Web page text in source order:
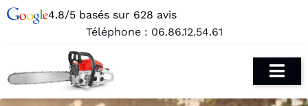
4.8/5 basés sur 628 avis
Téléphone : 06.86.12.54.61